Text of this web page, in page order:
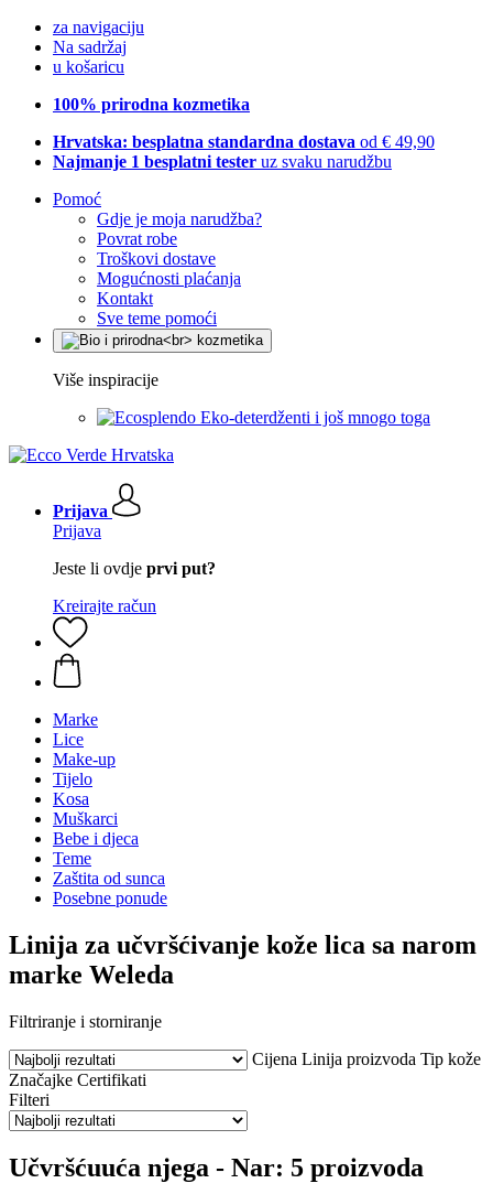
za navigaciju
Na sadržaj
u košaricu
100% prirodna kozmetika
Hrvatska: besplatna standardna dostava od € 49,90
Najmanje 1 besplatni tester uz svaku narudžbu
Pomoć
Gdje je moja narudžba?
Povrat robe
Troškovi dostave
Mogućnosti plaćanja
Kontakt
Sve teme pomoći
Više inspiracije
Eko-deterdženti i još mnogo toga
Prijava
Prijava
Jeste li ovdje prvi put?
Kreirajte račun
Marke
Lice
Make-up
Tijelo
Kosa
Muškarci
Bebe i djeca
Teme
Zaštita od sunca
Posebne ponude
Linija za učvršćivanje kože lica sa narom
marke Weleda
Filtriranje i storniranje
Cijena Linija proizvoda Tip kože
Značajke Certifikati
Filteri
Učvršćuuća njega - Nar: 5 proizvoda